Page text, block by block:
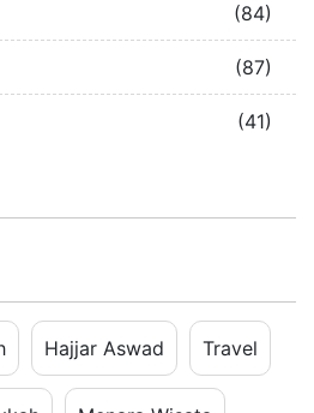
(84)
(87)
(41)
Hajjar Aswad Travel